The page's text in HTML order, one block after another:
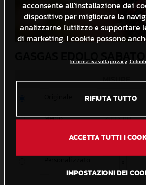
GASGAS EDOLO
MISURE
2047 x 1365
Medio 1200 x 801
600 x 401
acconsente all'installazione dei
dispositivo per migliorare la
analizzarne l'utilizzo e supportare
di marketing. I cookie possono
Informativa sulla privacy
RIFIUTA TUTTO
ACCETTA TUTTI I
IMPOSTAZIONI DEI